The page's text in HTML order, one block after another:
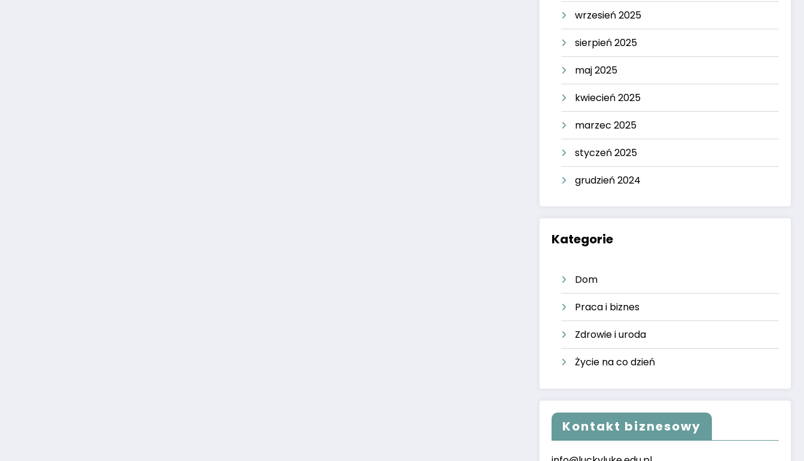
wrzesień 2025
sierpień 2025
maj 2025
kwiecień 2025
marzec 2025
styczeń 2025
grudzień 2024
Kategorie
Dom
Praca i biznes
Zdrowie i uroda
Życie na co dzień
Kontakt biznesowy